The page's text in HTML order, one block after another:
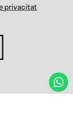
privacitat